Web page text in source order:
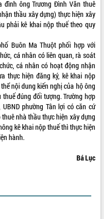
đình ông Trương Đình Văn thuê
thầu xây dựng) thực hiện xây
phải kê khai nộp thuế theo quy
Buôn Ma Thuột phối hợp với
cá nhân có liên quan, rà soát
cá nhân có hoạt động nhận
thực hiện đăng ký, kê khai nộp
nội dung kiến nghị của hộ ông
đúng đối tượng. Trường hợp
phường Tân lợi có căn cứ
nhà thầu thực hiện xây dựng
kê khai nộp thuế thì thực hiện
hành.
Bá Lục